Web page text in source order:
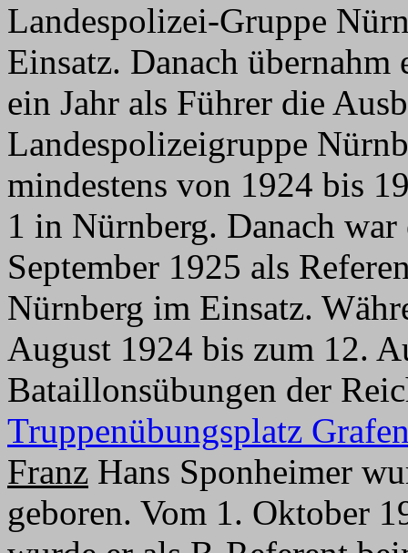
Landespolizei-Gruppe
Einsatz. Danach
ein Jahr als Führer die
Landespolizeigruppe
mindestens von 1924 bis
1 in Nürnberg. Danach
September 1925 als
Nürnberg im Einsatz.
August 1924 bis zum 12.
Bataillonsübungen der
Truppenübungsplatz
Franz Hans Sponheimer
geboren. Vom 1. Oktober